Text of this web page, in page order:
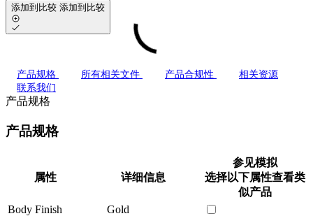
添加到比较 添加到比较
产品规格 所有相关文件 产品合规性
相关资源
联系我们
产品规格
产品规格
属性 详细信息
参见模拟
选择以下属性查看类
似产品
Body Finish
Gold